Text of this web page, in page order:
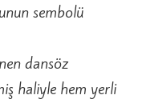
sembolü
dansöz
haliyle hem yerli